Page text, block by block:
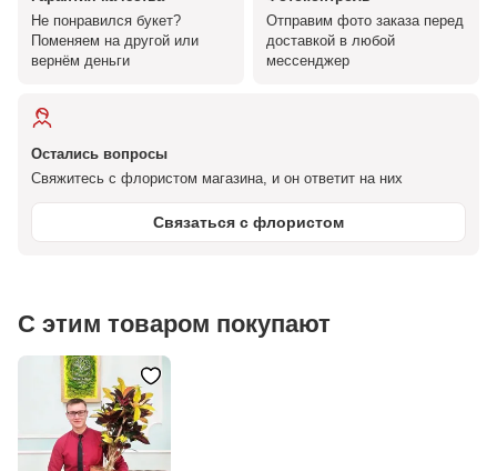
Не понравился букет?
Поменяем на другой или
вернём деньги
Отправим фото заказа перед
доставкой в любой
мессенджер
Остались вопросы
Свяжитесь с флористом магазина, и он ответит на них
Связаться с флористом
С этим товаром покупают